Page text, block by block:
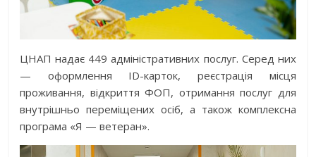
ЦНАП надає 449 адміністративних послуг. Серед них
— оформлення ID-карток, реєстрація місця
проживання, відкриття ФОП, отримання послуг для
внутрішньо переміщених осіб, а також комплексна
програма «Я — ветеран».